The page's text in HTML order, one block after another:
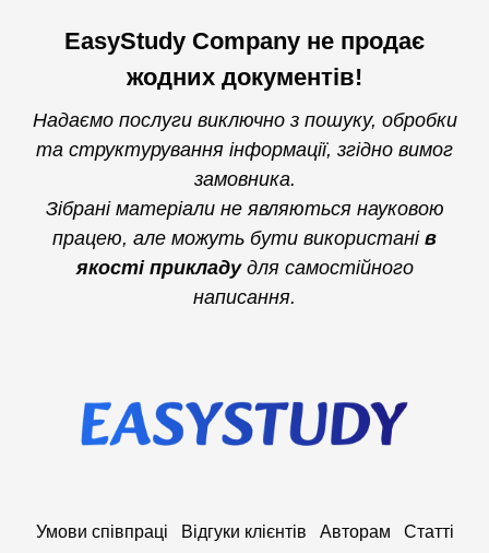
EasyStudy Company не продає
жодних документів!
Надаємо послуги виключно з пошуку, обробки
та структурування інформації, згідно вимог
замовника.
Зібрані матеріали не являються науковою
працею, але можуть бути використані в
якості прикладудля самостійного
написання.
Умови співпраці Відгуки клієнтів Авторам
Статті